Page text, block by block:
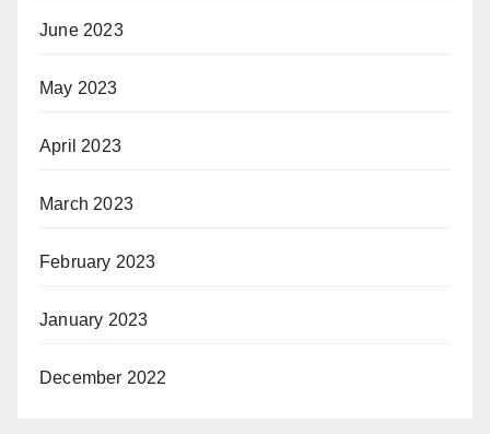
June 2023
May 2023
April 2023
March 2023
February 2023
January 2023
December 2022